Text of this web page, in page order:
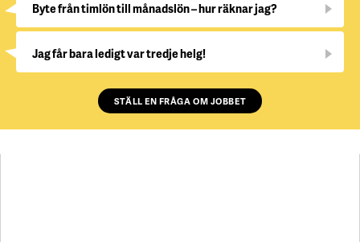
Byte från timlön till månadslön – hur räknar jag?
Jag får bara ledigt var tredje helg!
STÄLL EN FRÅGA OM JOBBET